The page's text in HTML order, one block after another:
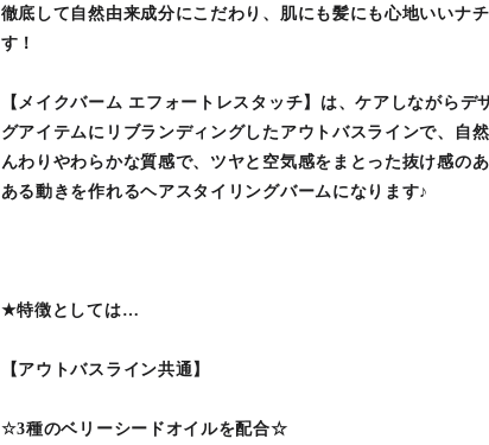
徹底して自然由来成分にこだわり、肌にも髪にも心地いいナ
す！
【メイクバーム エフォートレスタッチ】は、ケアしながらデ
グアイテムにリブランディングしたアウトバスラインで、自
んわりやわらかな質感で、ツヤと空気感をまとった抜け感の
ある動きを作れるヘアスタイリングバームになります♪
★特徴としては…
【アウトバスライン共通】
☆3種のベリーシードオイルを配合☆